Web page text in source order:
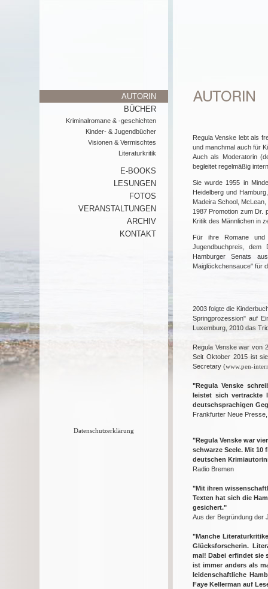
AUTORIN
BÜCHER
Kriminalromane & -geschichten
Kinder- & Jugendbücher
Visionen & Vermischtes
Literaturkritik
E-BOOKS
LESUNGEN
FOTOS
VERANSTALTUNGEN
ARCHIV
KONTAKT
Regula Venske lebt als
und manchmal auch für
Auch als Moderatorin
begleitet regelmäßig
Sie wurde 1955 in
Heidelberg und
Madeira School,
1987 Promotion zum Dr.
Kritik des Männlichen in
Für ihre Romane
Jugendbuchpreis, dem
Hamburger Senats
Maiglöckchensauce" für
2003 folgte die
Springprozession" auf
Luxemburg, 2010 das
Regula Venske war von
Seit Oktober 2015 ist
Secretary (www.pen-
"Regula Venske
leistet sich vertrackte
deutschsprachigen
Frankfurter Neue
Datenschutzerklärung
"Regula Venske war
schwarze Seele. Mit
deutschen
Radio Bremen
"Mit ihren
Texten hat sich die
gesichert."
Aus der Begründung der
"Manche
Glücksforscherin.
mal! Dabei erfindet sie
ist immer anders als
leidenschaftliche
Faye Kellerman auf